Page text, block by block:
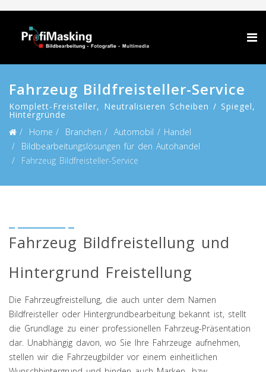
Fahrzeug Bildfreisteller-Service
Komplett-Freisteller, Neutralisieren Scheiben / Spiegel,
Hintergründe
Home
Branchen
Automobil / Handel
Bildbearbeitungslösungen für den Autohandel
Fahrzeug Bildfreisteller-Service
Fahrzeug Bildfreistellung und
Hintergrund Freistellung
Die Fahrzeugfreistellung, die auch unter dem Namen
Bildfreisteller oder Hintergrundbearbeitung bekannt ist, stellt
die Grundlage zu einer professionellen Fahrzeug-Präsentation
dar. Unabhängig davon, wo Sie Ihre Fahrzeuge aufnehmen,
stellen wir die Fahrzeugbilder vor einem einheitlichen